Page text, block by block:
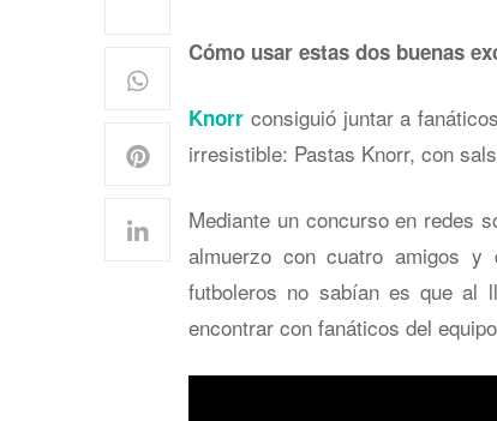
Cómo usar estas dos buenas
Knorr consiguió juntar a
irresistible: Pastas Knorr, con
Mediante un concurso en redes
almuerzo con cuatro amigos
futboleros no sabían es que al
encontrar con fanáticos del